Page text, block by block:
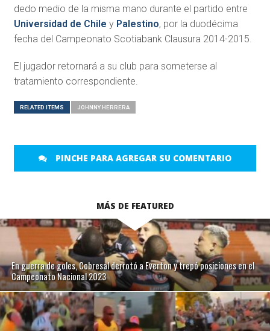
dedo medio de la misma mano durante el partido entre
Universidad de Chile y Palestino, por la duodécima
fecha del Campeonato Scotiabank Clausura 2014-2015.
El jugador retornará a su club para someterse al
tratamiento correspondiente.
RELATED ITEMS JOHNNY HERRERA
PINCHE PARA AGREGAR SU COMENTARIO
MÁS DE FEATURED
En guerra de goles, Cobresal derrotó a Everton y trepó posiciones en el
Campeonato Nacional 2023